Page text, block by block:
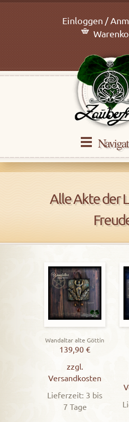
Einloggen /
Alle Akte der
Wandaltar alte Göttin
139,90€
zzgl.
Versandkosten
Lieferzeit: 3 bis
7 Tage